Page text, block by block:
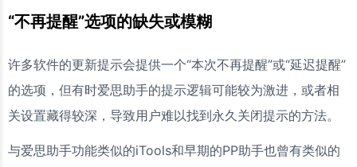
“不再提醒”选项的缺失或模糊
许多软件的更新提示会提供一个“本次不再提醒”或“延迟提醒”
的选项，但有时爱思助手的提示逻辑可能较为激进，或者相
关设置藏得较深，导致用户难以找到永久关闭提示的方法。
与爱思助手功能类似的iTools和早期的PP助手也曾有类似的